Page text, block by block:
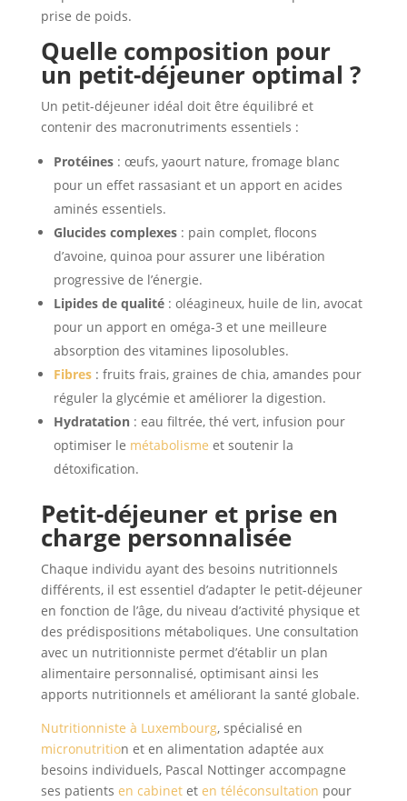
prise de poids.
Quelle composition pour
un petit-déjeuner optimal ?
Un petit-déjeuner idéal doit être équilibré et
contenir des macronutriments essentiels :
Protéines: œufs, yaourt nature, fromage blanc
pour un effet rassasiant et un apport en acides
aminés essentiels.
Glucides complexes: pain complet, flocons
d’avoine, quinoa pour assurer une libération
progressive de l’énergie.
Lipides de qualité: oléagineux, huile de lin, avocat
pour un apport en oméga-3 et une meilleure
absorption des vitamines liposolubles.
Fibres: fruits frais, graines de chia, amandes pour
réguler la glycémie et améliorer la digestion.
Hydratation: eau filtrée, thé vert, infusion pour
optimiser le métabolisme et soutenir la
détoxification.
Petit-déjeuner et prise en
charge personnalisée
Chaque individu ayant des besoins nutritionnels
différents, il est essentiel d’adapter le petit-déjeuner
en fonction de l’âge, du niveau d’activité physique et
des prédispositions métaboliques. Une consultation
avec un nutritionniste permet d’établir un plan
alimentaire personnalisé, optimisant ainsi les
apports nutritionnels et améliorant la santé globale.
Nutritionniste à Luxembourg, spécialisé en
micronutrition et en alimentation adaptée aux
besoins individuels, Pascal Nottinger accompagne
ses patients en cabinet et en téléconsultation pour